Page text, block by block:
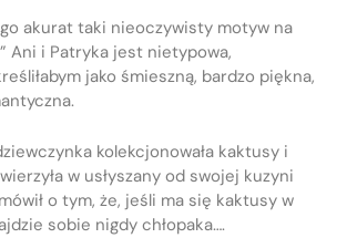
akurat taki nieoczywisty motyw na
Ani i Patryka jest nietypowa,
jako śmieszną, bardzo piękna,
kolekcjonowała kaktusy i
w usłyszany od swojej kuzyni
o tym, że, jeśli ma się kaktusy w
sobie nigdy chłopaka….